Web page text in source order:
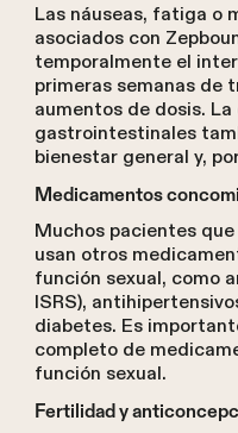
Las náuseas, fatiga o
asociados con
temporalmente el
primeras semanas de
aumentos de dosis.
gastrointestinales
bienestar general y,
Medicamentos
Muchos pacientes
usan otros
función sexual, como
ISRS),
diabetes. Es
completo de
función sexual.
Fertilidad y